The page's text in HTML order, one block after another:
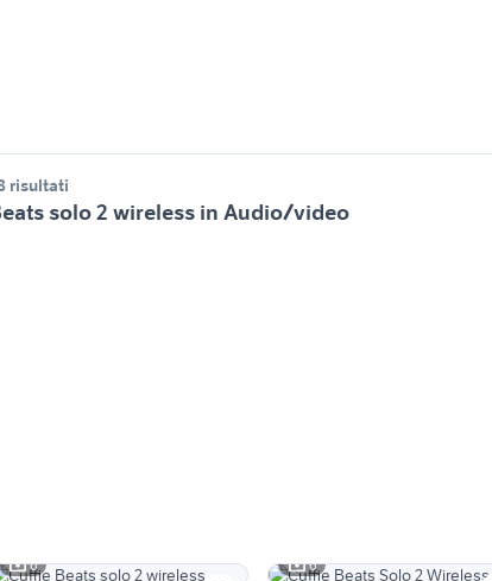
risultati
solo 2 wireless in Audio/video
6 6